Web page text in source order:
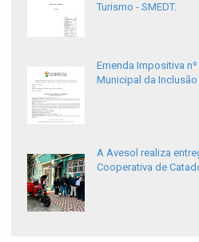
Turismo - SMEDT.
Emenda Impositiva
Municipal da
A Avesol realiza
Cooperativa de